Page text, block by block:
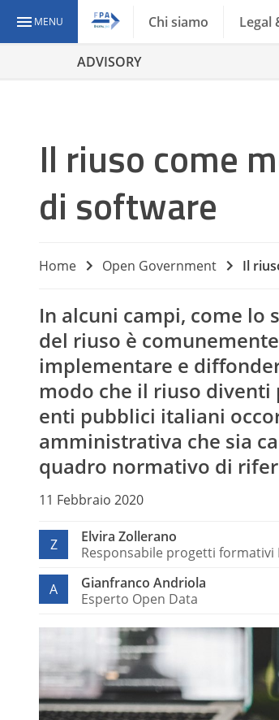
MENU Chi siamo Legal
ADVISORY
Il riuso come
di software
Home Open Government Il
In alcuni campi, come lo
del riuso è
implementare e
modo che il riuso diventi
enti pubblici italiani
amministrativa che sia
quadro normativo di
11 Febbraio 2020
Z
Elvira Zollerano
Responsabile progetti formativi
A
Gianfranco Andriola
Esperto Open Data